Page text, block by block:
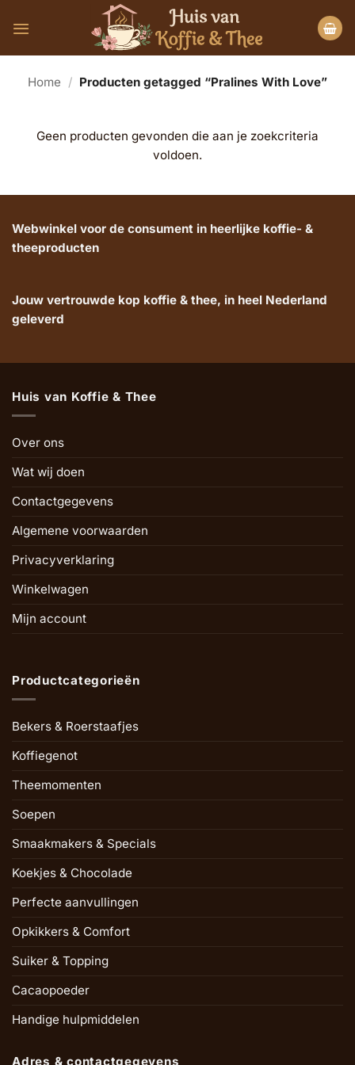
naar
Home / Producten getagged “Pralines With Love”
Geen producten gevonden die aan je zoekcriteria
voldoen.
Webwinkel voor de consument in heerlijke koffie- &
theeproducten
Jouw vertrouwde kop koffie & thee, in heel Nederland
geleverd
Huis van Koffie & Thee
Over ons
Wat wij doen
Contactgegevens
Algemene voorwaarden
Privacyverklaring
Winkelwagen
Mijn account
Productcategorieën
Bekers & Roerstaafjes
Koffiegenot
Theemomenten
Soepen
Smaakmakers & Specials
Koekjes & Chocolade
Perfecte aanvullingen
Opkikkers & Comfort
Suiker & Topping
Cacaopoeder
Handige hulpmiddelen
Adres & contactgegevens